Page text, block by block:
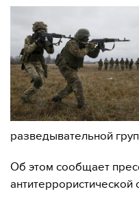
разведывательной
Об этом сообщает
антитеррористической